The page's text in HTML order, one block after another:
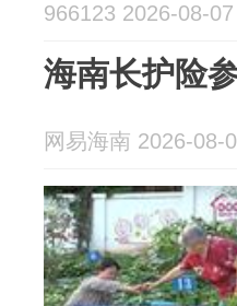
966123 2026-08-07
海南长护险
网易海南 2026-08-